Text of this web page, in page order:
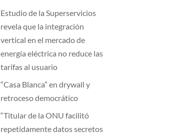
Estudio de la Superservicios
revela que la integración
vertical en el mercado de
energía eléctrica no reduce las
tarifas al usuario
“Casa Blanca” en drywall y
retroceso democrático
“Titular de la ONU facilitó
repetidamente datos secretos